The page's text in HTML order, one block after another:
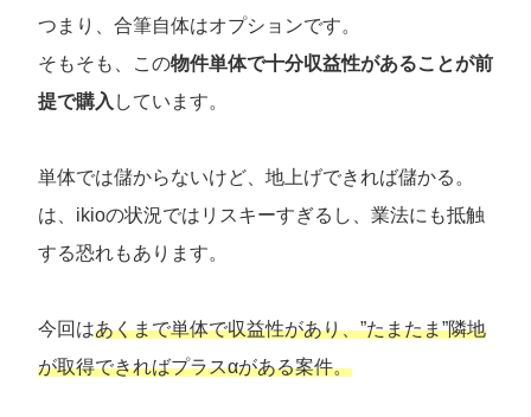
つまり、合筆自体はオプションです。
そもそも、この物件単体で十分収益性があることが前
提で購入 しています。
単体では儲からないけど、地上げできれば儲かる。
は、ikioの状況ではリスキーすぎるし、業法にも抵触
する恐れもあります。
今回はあくまで単体で収益性があり、”たまたま”隣地
が取得できればプラスαがある案件。